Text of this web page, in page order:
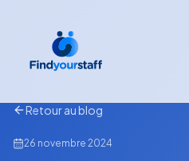
Retour au blog
26 novembre 2024